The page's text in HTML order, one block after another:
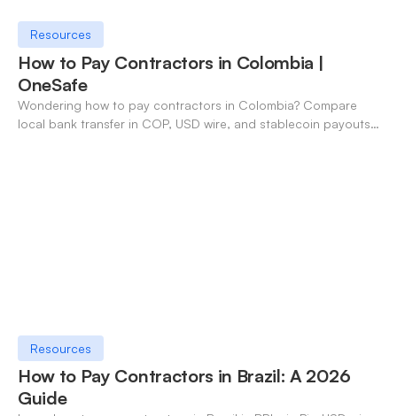
Resources
How to Pay Contractors in Colombia |
OneSafe
Wondering how to pay contractors in Colombia? Compare
local bank transfer in COP, USD wire, and stablecoin payouts.
Resources
How to Pay Contractors in Brazil: A 2026
Guide